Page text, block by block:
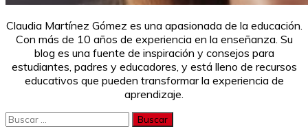
Claudia Martínez Gómez es una apasionada de la educación.
Con más de 10 años de experiencia en la enseñanza. Su
blog es una fuente de inspiración y consejos para
estudiantes, padres y educadores, y está lleno de recursos
educativos que pueden transformar la experiencia de
aprendizaje.
Buscar: